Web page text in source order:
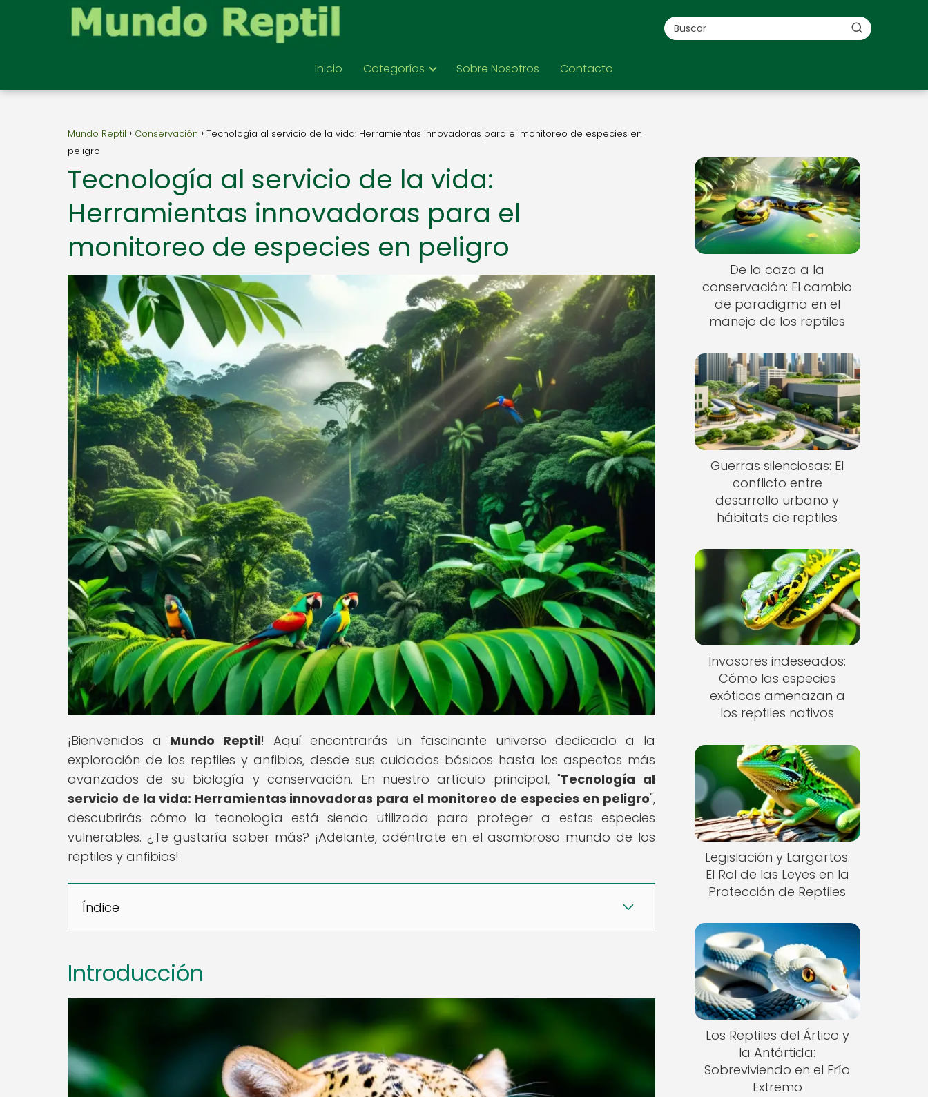
Inicio Categorías Sobre Nosotros Contacto
Mundo Reptil Conservación
Tecnología al servicio de la vida: Herramientas innovadoras para el monitoreo de especies en
peligro
Tecnología al servicio de la vida:
Herramientas innovadoras para el
monitoreo de especies en peligro
¡Bienvenidos a Mundo Reptil! Aquí encontrarás un fascinante universo dedicado a la
exploración de los reptiles y anfibios, desde sus cuidados básicos hasta los aspectos más
avanzados de su biología y conservación. En nuestro artículo principal, "Tecnología al
servicio de la vida: Herramientas innovadoras para el monitoreo de especies en peligro",
descubrirás cómo la tecnología está siendo utilizada para proteger a estas especies
vulnerables. ¿Te gustaría saber más? ¡Adelante, adéntrate en el asombroso mundo de los
reptiles y anfibios!
Índice
Introducción
De la caza a la
conservación: El cambio
de paradigma en el
manejo de los reptiles
Guerras silenciosas: El
conflicto entre
desarrollo urbano y
hábitats de reptiles
Invasores indeseados:
Cómo las especies
exóticas amenazan a
los reptiles nativos
Legislación y Largartos:
El Rol de las Leyes en la
Protección de Reptiles
Los Reptiles del Ártico y
la Antártida:
Sobreviviendo en el Frío
Extremo